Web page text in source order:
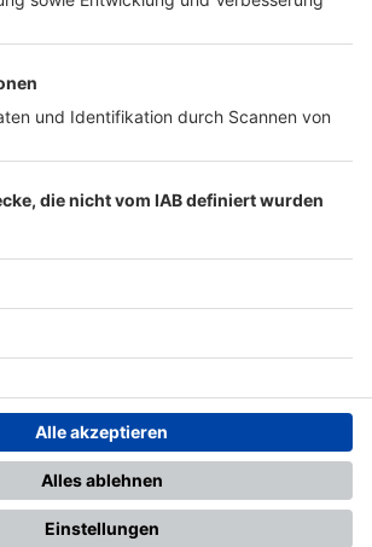
Datenschutz Impressum
wird möglicherweise
vollständig unterstützt.
die beste Nutzung empfehlen
kompatibles Gerät oder